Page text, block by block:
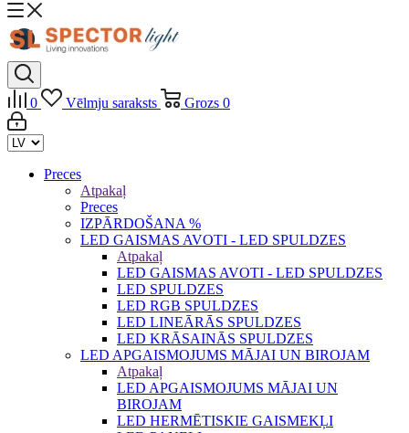
0 Vēlmju saraksts Grozs 0
Preces
Atpakaļ
Preces
IZPĀRDOŠANA %
LED GAISMAS AVOTI - LED SPULDZES
Atpakaļ
LED GAISMAS AVOTI - LED SPULDZES
LED SPULDZES
LED RGB SPULDZES
LED LINEĀRĀS SPULDZES
LED KRĀSAINĀS SPULDZES
LED APGAISMOJUMS MĀJAI UN BIROJAM
Atpakaļ
LED APGAISMOJUMS MĀJAI UN
BIROJAM
LED HERMĒTISKIE GAISMEKĻI